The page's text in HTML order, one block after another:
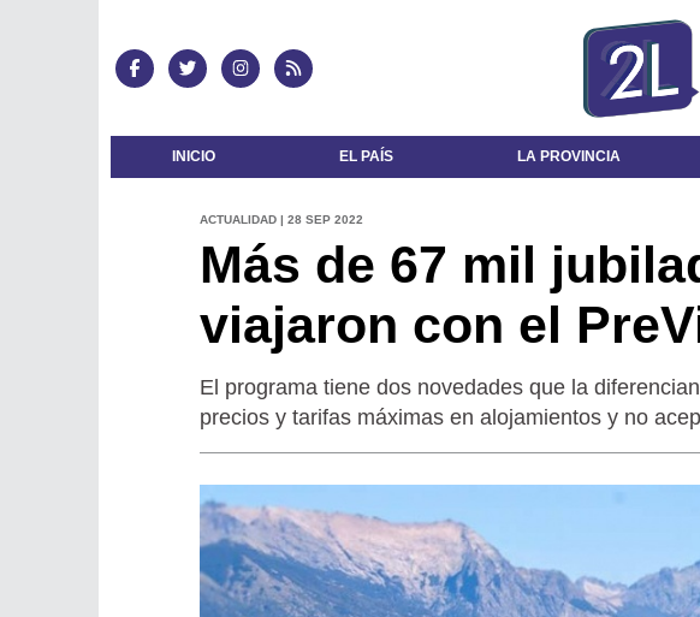
INICIO EL PAÍS LA PROVINCIA
ACTUALIDAD | 28 SEP 2022
Más de 67 mil
viajaron con el
El programa tiene dos novedades que la
precios y tarifas máximas en alojamientos y no